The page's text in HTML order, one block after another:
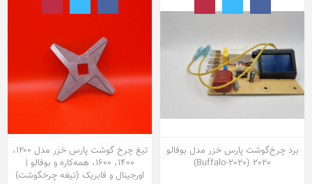
برد چرخ‌گوشت پارس خزر مدل بوفالو
2020 (Buffalo-2020)
تیغ چرخ گوشت پارس خزر مدل ۱۲۰۰،
۱۴۰۰، ۱۶۰۰، همه‌کاره و بوفالو |
اورجینال و فابریک (تیغه چرخگوشت)